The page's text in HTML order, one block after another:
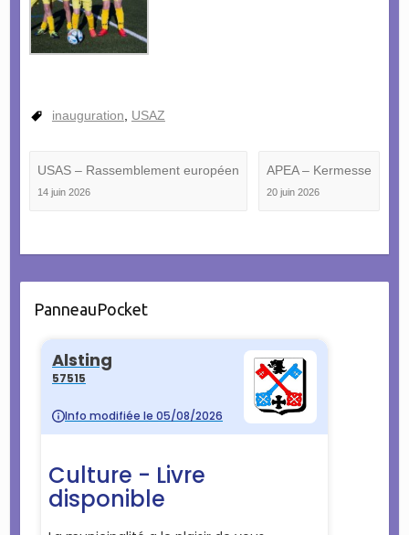
inauguration USAZ
USAS – Rassemblement européen
14 juin 2026
APEA – Kermesse
20 juin 2026
PanneauPocket